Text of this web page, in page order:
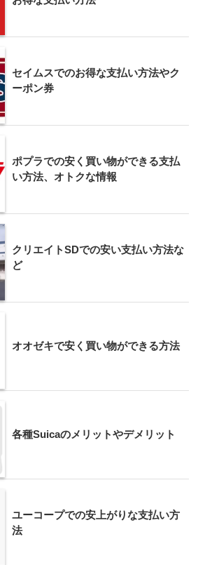
セイムスでのお得な支払い方法やク
ーポン券
ポプラでの安く買い物ができる支払
い方法、オトクな情報
クリエイトSDでの安い支払い方法な
ど
オオゼキで安く買い物ができる方法
各種Suicaのメリットやデメリット
ユーコープでの安上がりな支払い方
法